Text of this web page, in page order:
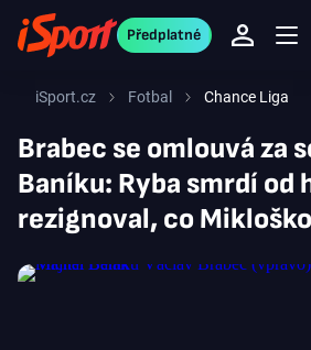
Předplatné
iSport.cz Fotbal Chance Liga
Brabec se omlouvá za
Baníku: Ryba smrdí od
rezignoval, co